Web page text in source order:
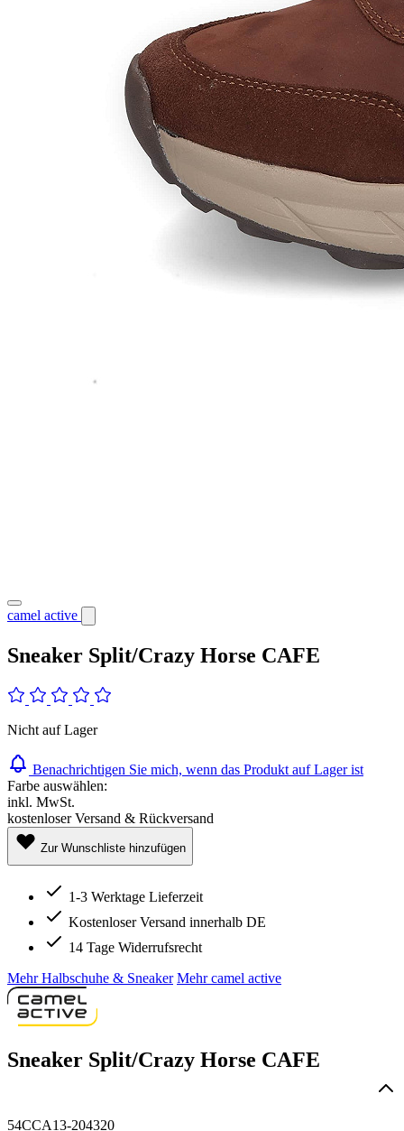
camel active
Sneaker Split/Crazy Horse CAFE
Nicht auf Lager
Benachrichtigen Sie mich, wenn das Produkt auf Lager ist
Farbe auswählen:
inkl. MwSt.
kostenloser Versand & Rückversand
Zur Wunschliste hinzufügen
1-3 Werktage Lieferzeit
Kostenloser Versand innerhalb DE
14 Tage Widerrufsrecht
Mehr Halbschuhe & Sneaker Mehr camel active
Sneaker Split/Crazy Horse CAFE
54CCA13-204320